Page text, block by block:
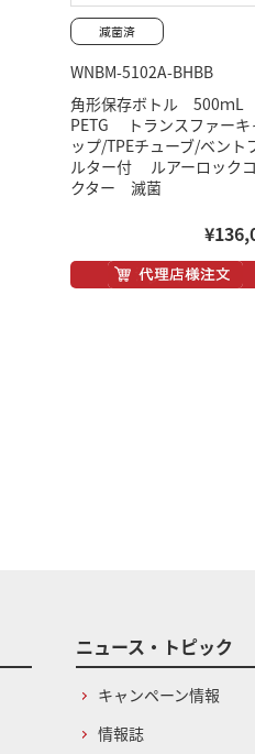
WNBM-5102A-BHBB
角形保存ボトル 500ｍ
PETG トランスファーキ
ップ/TPEチューブ/ベント
ルター付 ルアーロック
クター 滅菌
ニュース・トピック
キャンペーン情報
情報誌